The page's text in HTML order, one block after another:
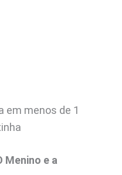
em menos de 1
Menino e a